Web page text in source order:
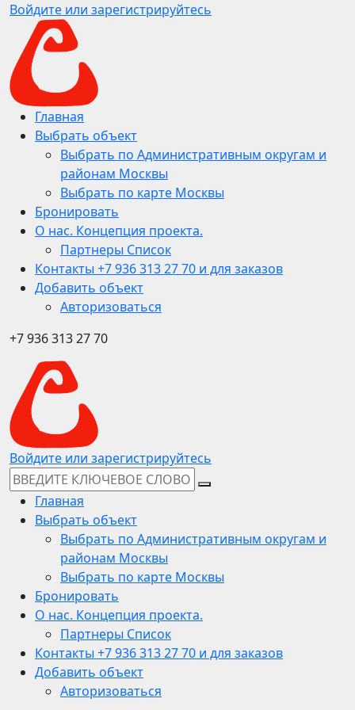
Войдите или зарегистрируйтесь
Главная
Выбрать объект
Выбрать по Административным округам и
районам Москвы
Выбрать по карте Москвы
Бронировать
О нас. Концепция проекта.
Партнеры Список
Контакты +7 936 313 27 70 и для заказов
Добавить объект
Авторизоваться
+7 936 313 27 70
Войдите или зарегистрируйтесь
Главная
Выбрать объект
Выбрать по Административным округам и
районам Москвы
Выбрать по карте Москвы
Бронировать
О нас. Концепция проекта.
Партнеры Список
Контакты +7 936 313 27 70 и для заказов
Добавить объект
Авторизоваться